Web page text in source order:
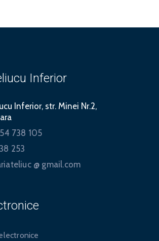
Inferior
Inferior, str. Minei Nr.2,
738 105
253
@ gmail.com